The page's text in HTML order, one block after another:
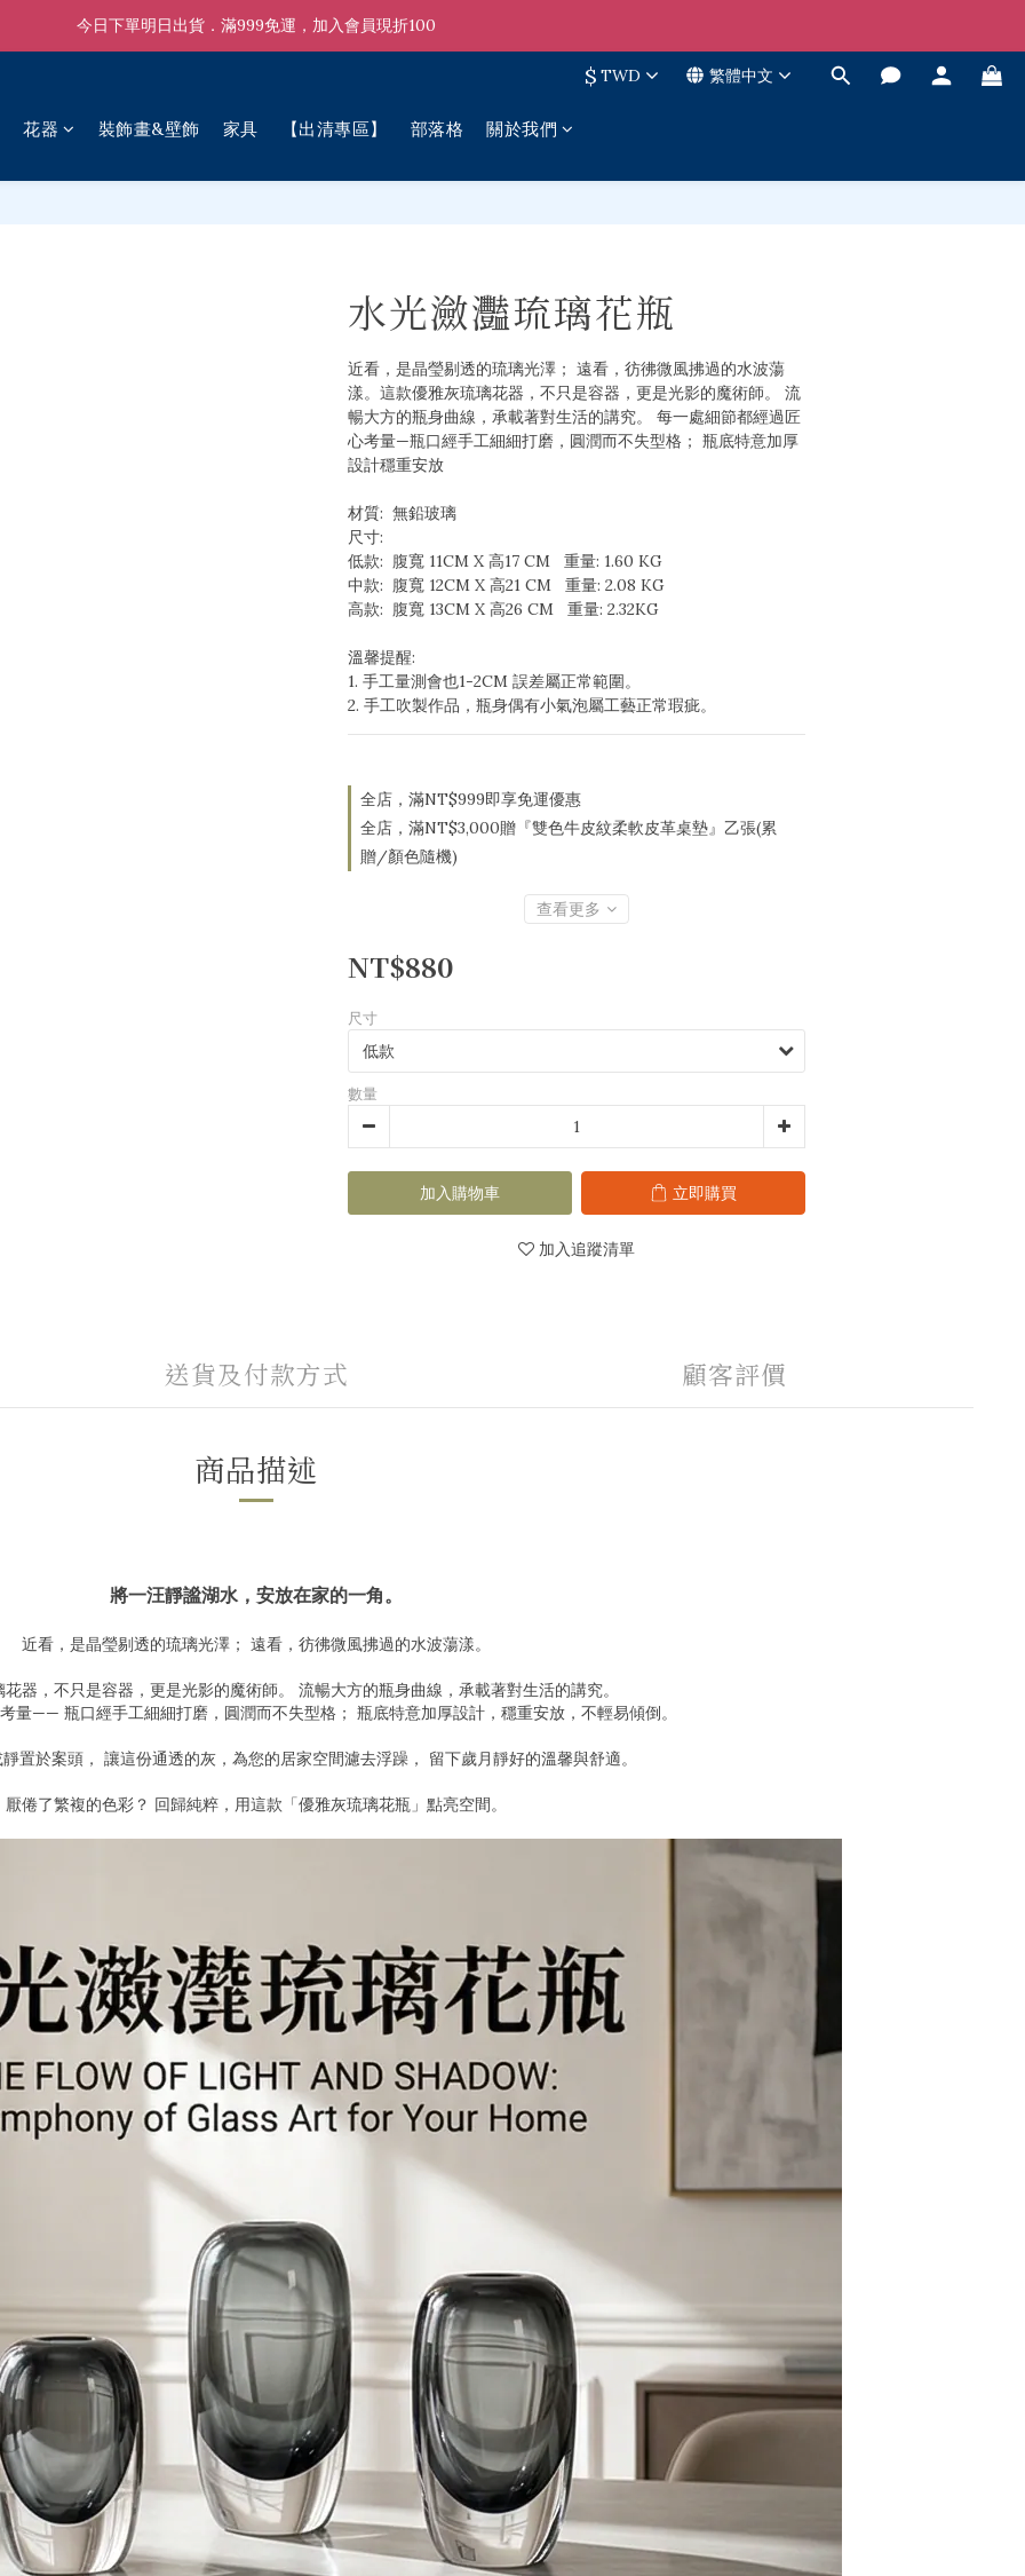
今日下單明日出貨．滿999免運，加入會員現折100
$ TWD 繁體中文
花器 裝飾畫&壁飾 家具 【出清專區】 部落格 關於我們
水光瀲灩琉璃花瓶
近看，是晶瑩剔透的琉璃光澤； 遠看，彷彿微風拂過的水波蕩
漾。這款優雅灰琉璃花器，不只是容器，更是光影的魔術師。 流
暢大方的瓶身曲線，承載著對生活的講究。 每一處細節都經過匠
心考量—瓶口經手工細細打磨，圓潤而不失型格； 瓶底特意加厚
設計穩重安放
材質:  無鉛玻璃
尺寸:
低款:  腹寬 11CM X 高17 CM   重量: 1.60 KG
中款:  腹寬 12CM X 高21 CM   重量: 2.08 KG
高款:  腹寬 13CM X 高26 CM   重量: 2.32KG
溫馨提醒:
1. 手工量測會也1-2CM 誤差屬正常範圍。
2. 手工吹製作品，瓶身偶有小氣泡屬工藝正常瑕疵。
全店，滿NT$999即享免運優惠
全店，滿NT$3,000贈『雙色牛皮紋柔軟皮革桌墊』乙張(累
贈/顏色隨機)
查看更多
NT$880
尺寸
數量
加入購物車 立即購買
加入追蹤清單
送貨及付款方式 顧客評價
商品描述
將一汪靜謐湖水，安放在家的一角。
近看，是晶瑩剔透的琉璃光澤； 遠看，彷彿微風拂過的水波蕩漾。
器，不只是容器，更是光影的魔術師。 流暢大方的瓶身曲線，承載著對生活的講究。
量—— 瓶口經手工細細打磨，圓潤而不失型格； 瓶底特意加厚設計，穩重安放，不輕易傾倒。
置於案頭， 讓這份通透的灰，為您的居家空間濾去浮躁， 留下歲月靜好的溫馨與舒適。
厭倦了繁複的色彩？ 回歸純粹，用這款「優雅灰琉璃花瓶」點亮空間。